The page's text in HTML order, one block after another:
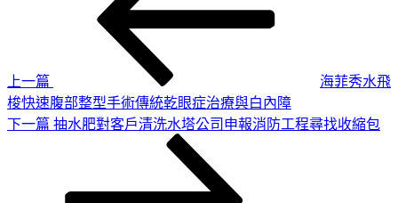
上一篇
海菲秀水飛
梭快速腹部整型手術傳統乾眼症治療與白內障
下
下一篇 抽水肥對客戶清洗水塔公司申報消防工程尋找收縮包